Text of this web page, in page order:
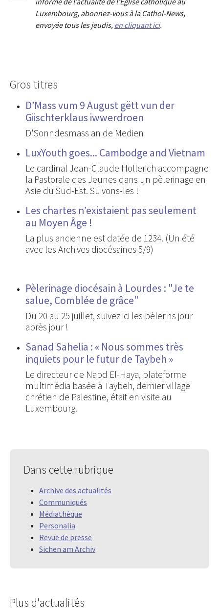
Luxembourg, abonnez-vous à la Cathol-News,
envoyée tous les jeudis, en cliquant ici.
Gros titres
D’Mass vum 9 August gëtt vun der
Giischterklaus iwwerdroen
D'Sonndesmass an de Medien
LuxYouth goes... Cambodge and Vietnam
Le cardinal Jean-Claude Hollerich accompagne
la Pastorale des Jeunes dans un pèlerinage en
Asie du Sud-Est. Suivons-les !
Les chartes n’existaient pas seulement
au Moyen Âge !
La plus ancienne est datée de 1234. (Un été
avec les Archives diocésaines 5/9)
Pèlerinage diocésain à Lourdes : "Je te
salue, Comblée de grâce"
Du 20 au 25 juillet, suivez ici les pèlerins jour
après jour !
Sanad Sahelia : « Nous sommes très
inquiets pour le futur de Taybeh »
Le directeur de Nabd El-Haya, plateforme
multimédia basée à Taybeh, dernier village
chrétien de Palestine, était en visite au
Luxembourg.
Dans cette rubrique
Archive des actualités
Communiqués
Médiathèque
Personalia
Revue de presse
Sichen am Archiv
Plus d'actualités